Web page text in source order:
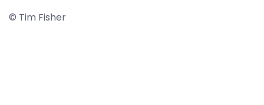
© Tim Fisher